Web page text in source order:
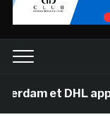
et DHL